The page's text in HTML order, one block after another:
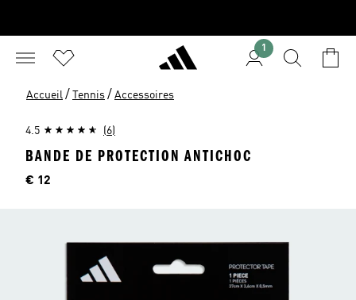
1
Accueil / Tennis / Accessoires
4.5 (6)
BANDE DE PROTECTION ANTICHOC
Price
€ 12